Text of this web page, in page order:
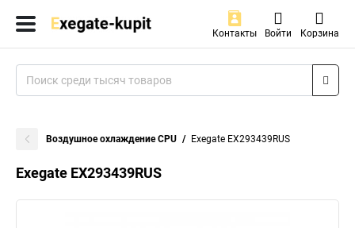
Контакты Войти Корзина
Воздушное охлаждение CPU Exegate EX293439RUS
Exegate EX293439RUS